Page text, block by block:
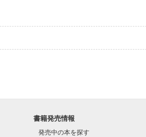
書籍発売情報
発売中の本を探す